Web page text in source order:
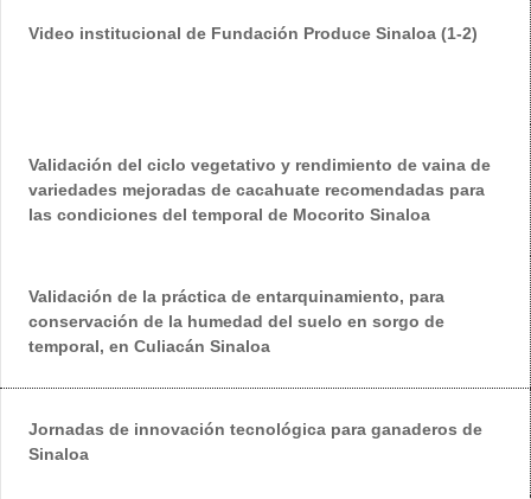
Video institucional de Fundación Produce Sinaloa (1-2)
Validación del ciclo vegetativo y rendimiento de vaina de
variedades mejoradas de cacahuate recomendadas para
las condiciones del temporal de Mocorito Sinaloa
Validación de la práctica de entarquinamiento, para
conservación de la humedad del suelo en sorgo de
temporal, en Culiacán Sinaloa
Jornadas de innovación tecnológica para ganaderos de
Sinaloa